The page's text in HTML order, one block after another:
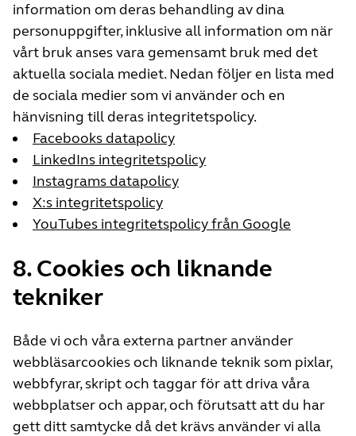
information om deras behandling av dina
personuppgifter, inklusive all information om när
vårt bruk anses vara gemensamt bruk med det
aktuella sociala mediet. Nedan följer en lista med
de sociala medier som vi använder och en
hänvisning till deras integritetspolicy.
Facebooks datapolicy
LinkedIns integritetspolicy
Instagrams datapolicy
X:s integritetspolicy
YouTubes integritetspolicy från Google
8. Cookies och liknande
tekniker
Både vi och våra externa partner använder
webbläsarcookies och liknande teknik som pixlar,
webbfyrar, skript och taggar för att driva våra
webbplatser och appar, och förutsatt att du har
gett ditt samtycke då det krävs använder vi alla